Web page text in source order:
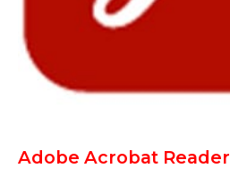
Adobe Acrobat Reader